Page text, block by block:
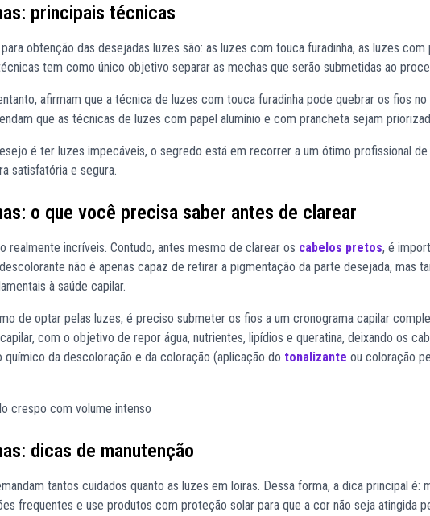
principais técnicas
para obtenção das desejadas luzes são: as luzes com touca furadinha, as luzes
tem como único objetivo separar as mechas que serão submetidas ao
afirmam que a técnica de luzes com touca furadinha pode quebrar os fios
que as técnicas de luzes com papel alumínio e com prancheta sejam
é ter luzes impecáveis, o segredo está em recorrer a um ótimo profissional
satisfatória e segura.
o que você precisa saber antes de clarear
realmente incríveis. Contudo, antes mesmo de clarear os cabelos pretos, é
não é apenas capaz de retirar a pigmentação da parte desejada, mas
à saúde capilar.
de optar pelas luzes, é preciso submeter os fios a um cronograma capilar
com o objetivo de repor água, nutrientes, lipídios e queratina, deixando os
da descoloração e da coloração (aplicação do tonalizante ou coloração
dicas de manutenção
tantos cuidados quanto as luzes em loiras. Dessa forma, a dica principal é:
frequentes e use produtos com proteção solar para que a cor não seja atingida